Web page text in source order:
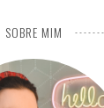
SOBRE MIM